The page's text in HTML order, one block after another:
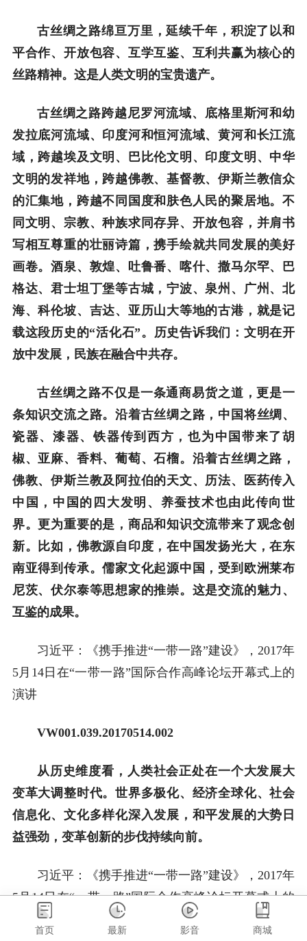
古丝绸之路绵亘万里，延续千年，积淀了以和
平合作、开放包容、互学互鉴、互利共赢为核心的
丝路精神。这是人类文明的宝贵遗产。
古丝绸之路跨越尼罗河流域、底格里斯河和幼
发拉底河流域、印度河和恒河流域、黄河和长江流
域，跨越埃及文明、巴比伦文明、印度文明、中华
文明的发祥地，跨越佛教、基督教、伊斯兰教信众
的汇集地，跨越不同国度和肤色人民的聚居地。不
同文明、宗教、种族求同存异、开放包容，并肩书
写相互尊重的壮丽诗篇，携手绘就共同发展的美好
画卷。酒泉、敦煌、吐鲁番、喀什、撒马尔罕、巴
格达、君士坦丁堡等古城，宁波、泉州、广州、北
海、科伦坡、吉达、亚历山大等地的古港，就是记
载这段历史的“活化石”。历史告诉我们：文明在开
放中发展，民族在融合中共存。
古丝绸之路不仅是一条通商易货之道，更是一
条知识交流之路。沿着古丝绸之路，中国将丝绸、
瓷器、漆器、铁器传到西方，也为中国带来了胡
椒、亚麻、香料、葡萄、石榴。沿着古丝绸之路，
佛教、伊斯兰教及阿拉伯的天文、历法、医药传入
中国，中国的四大发明、养蚕技术也由此传向世
界。更为重要的是，商品和知识交流带来了观念创
新。比如，佛教源自印度，在中国发扬光大，在东
南亚得到传承。儒家文化起源中国，受到欧洲莱布
尼茨、伏尔泰等思想家的推崇。这是交流的魅力、
互鉴的成果。
习近平：《携手推进“一带一路”建设》，2017年
5月14日在“一带一路”国际合作高峰论坛开幕式上的
演讲
VW001.039.20170514.002
从历史维度看，人类社会正处在一个大发展大
变革大调整时代。世界多极化、经济全球化、社会
信息化、文化多样化深入发展，和平发展的大势日
益强劲，变革创新的步伐持续向前。
习近平：《携手推进“一带一路”建设》，2017年
5月14日在“一带一路”国际合作高峰论坛开幕式上的
首页 最新 影音 商城